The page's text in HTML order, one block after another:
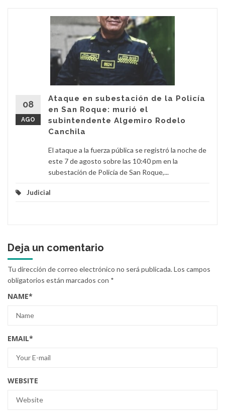
08
AGO
Ataque en subestación de la Policía
en San Roque: murió el
subintendente Algemiro Rodelo
Canchila
El ataque a la fuerza pública se registró la noche de
este 7 de agosto sobre las 10:40 pm en la
subestación de Policía de San Roque,...
Judicial
Deja un comentario
Tu dirección de correo electrónico no será publicada.Los campos
obligatorios están marcados con *
NAME*
EMAIL*
WEBSITE